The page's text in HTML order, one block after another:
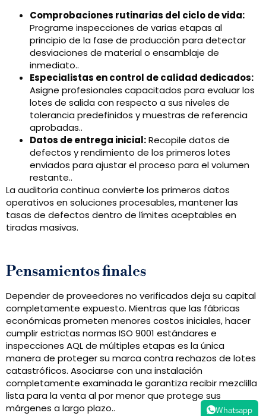
Comprobaciones rutinarias del ciclo de vida:
Programe inspecciones de varias etapas al
principio de la fase de producción para detectar
desviaciones de material o ensamblaje de
inmediato..
Especialistas en control de calidad dedicados:
Asigne profesionales capacitados para evaluar los
lotes de salida con respecto a sus niveles de
tolerancia predefinidos y muestras de referencia
aprobadas..
Datos de entrega inicial:Recopile datos de
defectos y rendimiento de los primeros lotes
enviados para ajustar el proceso para el volumen
restante..
La auditoría continua convierte los primeros datos
operativos en soluciones procesables, mantener las
tasas de defectos dentro de límites aceptables en
tiradas masivas.
Pensamientos finales
Depender de proveedores no verificados deja su capital
completamente expuesto. Mientras que las fábricas
económicas prometen menores costos iniciales, hacer
cumplir estrictas normas ISO 9001 estándares e
inspecciones AQL de múltiples etapas es la única
manera de proteger su marca contra rechazos de lotes
catastróficos. Asociarse con una instalación
completamente examinada le garantiza recibir mezclilla
lista para la venta al por menor que protege sus
márgenes a largo plazo..
Whatsapp